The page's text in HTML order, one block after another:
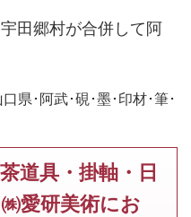
田郷村が合併して阿
県･阿武･硯･墨･印材･筆･
道具・掛軸・日
愛研美術にお